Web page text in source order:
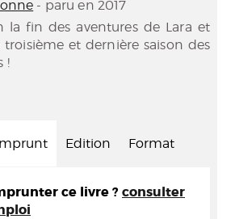
- paru en 2017
la fin des aventures de Lara et
et dernière saison des
!
Edition Format
ce livre ? consulter